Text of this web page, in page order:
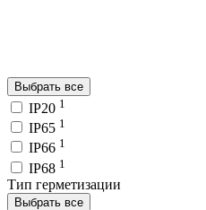
Выбрать все
IP20 1
IP65 1
IP66 1
IP68 1
Тип герметизации
Выбрать все